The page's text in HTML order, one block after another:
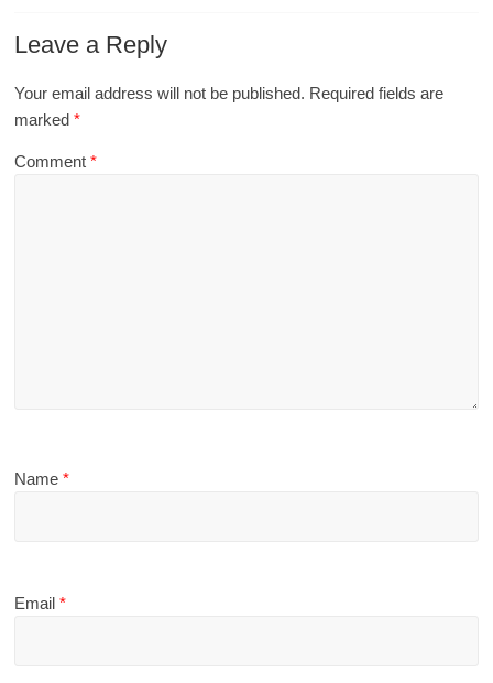
Leave a Reply
Your email address will not be published. Required fields are
marked*
Comment*
Name*
Email*